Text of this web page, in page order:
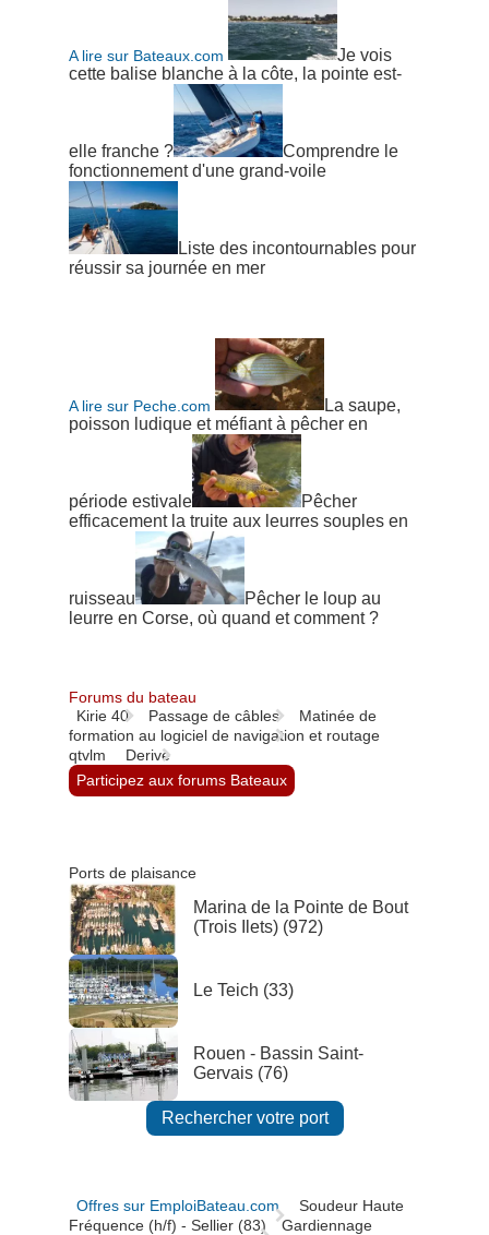
A lire sur Bateaux.com
Je vois
cette balise blanche à la côte, la pointe est-
elle franche ?
Comprendre le
fonctionnement d'une grand-voile
Liste des incontournables pour
réussir sa journée en mer
A lire sur Peche.com
La saupe,
poisson ludique et méfiant à pêcher en
période estivale
Pêcher
efficacement la truite aux leurres souples en
ruisseau
Pêcher le loup au
leurre en Corse, où quand et comment ?
Forums du bateau
Kirie 40 Passage de câbles
Matinée de
formation au logiciel de navigation et routage
qtvlm
Derive
Participez aux forums Bateaux
Ports de plaisance
Marina de la Pointe de Bout
(Trois Ilets) (972)
Le Teich (33)
Rouen - Bassin Saint-
Gervais (76)
Rechercher votre port
Offres sur EmploiBateau.com
Soudeur Haute
Fréquence (h/f) - Sellier (83)
Gardiennage